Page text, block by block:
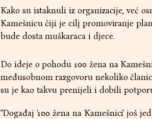
Kako su istaknuli iz organizacije, već
Kamešnicu čiji je cilj promoviranje
bude dosta muškaraca i djece.
Do ideje o pohodu 100 žena na
međusobnom razgovoru nekoliko
su je kao takvu prenijeli i dobili
"Događaj '100 žena na Kamešnici' još